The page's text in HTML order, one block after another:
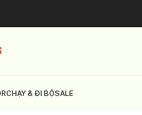
CHẠY & ĐI BỘSALE